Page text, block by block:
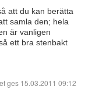
att du kan berätta
samla den; hela
är vanligen
ett bra stenbakt
ges 15.03.2011 09:12